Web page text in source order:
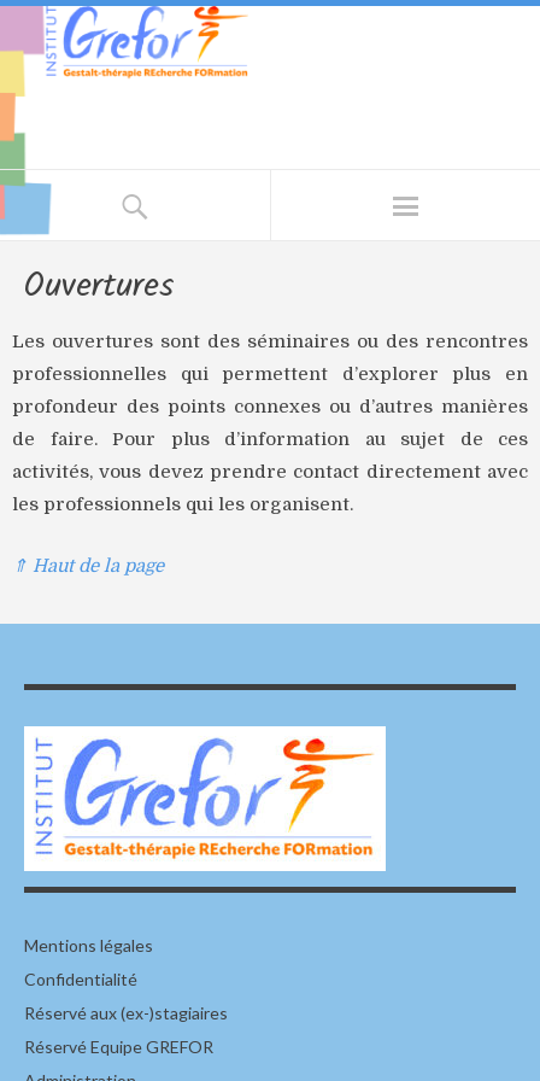
Ouvertures
Les ouvertures sont des séminaires ou des rencontres
professionnelles qui permettent d’explorer plus en
profondeur des points connexes ou d’autres manières
de faire. Pour plus d’information au sujet de ces
activités, vous devez prendre contact directement avec
les professionnels qui les organisent.
⇑ Haut de la page
Mentions légales
Confidentialité
Réservé aux (ex-)stagiaires
Réservé Equipe GREFOR